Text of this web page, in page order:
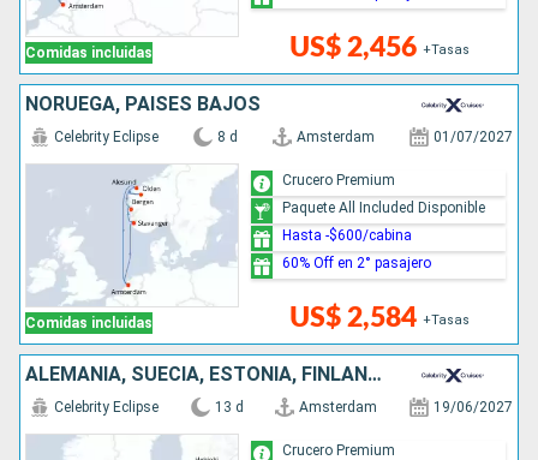
Comidas incluidas US$ 2,456 +Tasas
NORUEGA, PAISES BAJOS
Comidas incluidas
Celebrity Eclipse 8 d Amsterdam 01/07/2027
US$ 2,584 +Tasas
Crucero Premium
Paquete All Included Disponible
Hasta -$600/cabina
60% Off en 2° pasajero
ALEMANIA, SUECIA, ESTONIA, FINLANDIA, DINAMARCA, PAISES BAJOS
Celebrity Eclipse 13 d Amsterdam 19/06/2027
Crucero Premium